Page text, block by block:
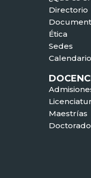
Directorio
Ética
Sedes
Maestrías